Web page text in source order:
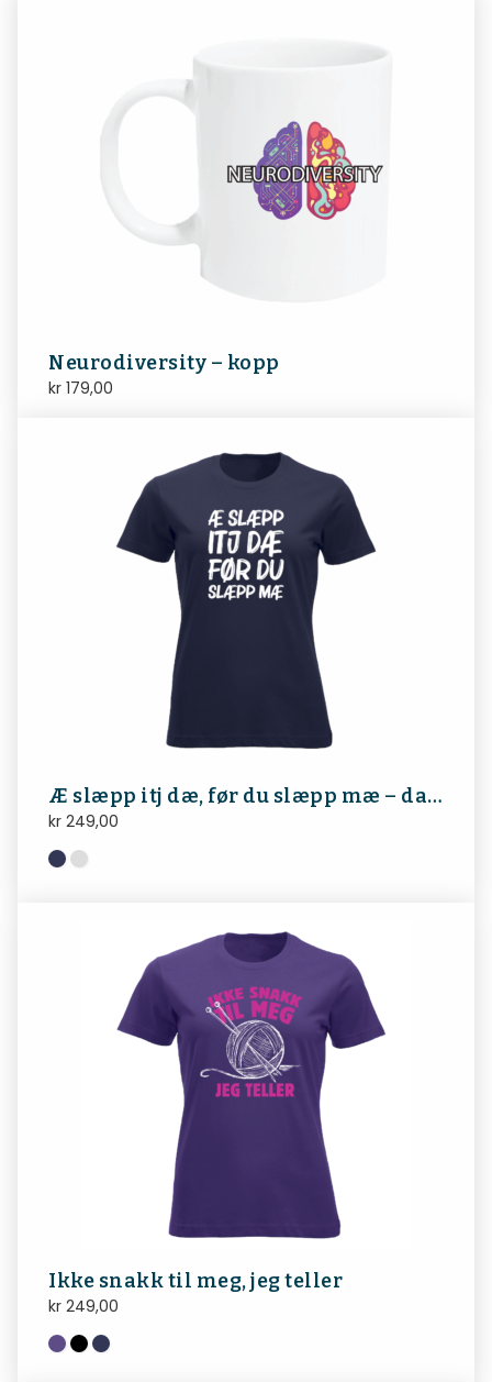
Neurodiversity – kopp
kr 179,00
Æ slæpp itj dæ, før du slæpp mæ – dame
kr 249,00
Ikke snakk til meg, jeg teller
kr 249,00